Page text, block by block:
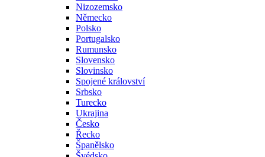
Nizozemsko
Německo
Polsko
Portugalsko
Rumunsko
Slovensko
Slovinsko
Spojené království
Srbsko
Turecko
Ukrajina
Česko
Řecko
Španělsko